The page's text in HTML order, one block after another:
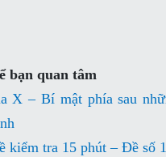
bạn quan tâm
X – Bí mật phía sau
kiểm tra 15 phút – Đề số